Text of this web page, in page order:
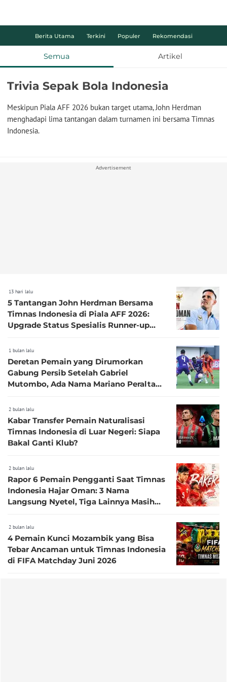
Berita Utama Terkini Populer Rekomendasi
Semua Artikel
Trivia Sepak Bola Indonesia
Meskipun Piala AFF 2026 bukan target utama, John Herdman
menghadapi lima tantangan dalam turnamen ini bersama Timnas
Indonesia.
Advertisement
13 hari lalu
5 Tantangan John Herdman Bersama
Timnas Indonesia di Piala AFF 2026:
Upgrade Status Spesialis Runner-up
1 bulan lalu
Deretan Pemain yang Dirumorkan
Gabung Persib Setelah Gabriel
Mutombo, Ada Nama Mariano Peralta
2 bulan lalu
Kabar Transfer Pemain Naturalisasi
Timnas Indonesia di Luar Negeri: Siapa
Bakal Ganti Klub?
2 bulan lalu
Rapor 6 Pemain Pengganti Saat Timnas
Indonesia Hajar Oman: 3 Nama
Langsung Nyetel, Tiga Lainnya Masih
2 bulan lalu
4 Pemain Kunci Mozambik yang Bisa
Tebar Ancaman untuk Timnas Indonesia
di FIFA Matchday Juni 2026